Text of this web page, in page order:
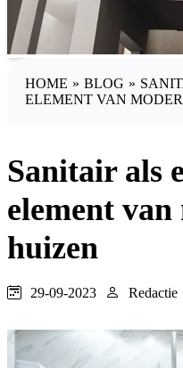
HOME » BLOG »
ELEMENT VAN
Sanitair als
element van
huizen
29-09-2023 Redactie